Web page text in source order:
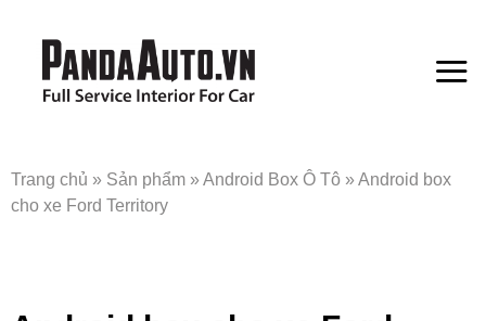
Trang chủ » Sản phẩm »Android Box Ô Tô »Android box
cho xe Ford Territory